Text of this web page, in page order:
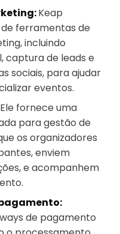
Keap
ferramentas de
incluindo
captura de leads e
sociais, para ajudar
eventos.
Ele fornece uma
para gestão de
os organizadores
enviem
e acompanhem
de pagamento